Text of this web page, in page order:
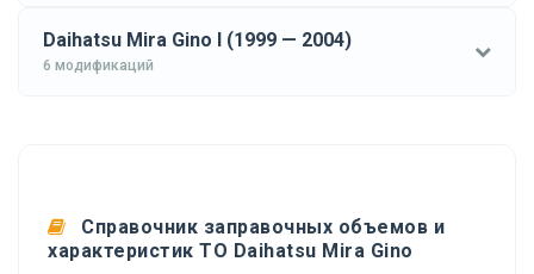
Daihatsu Mira Gino I (1999 — 2004)
6 модификаций
Справочник заправочных объемов и
характеристик ТО Daihatsu Mira Gino